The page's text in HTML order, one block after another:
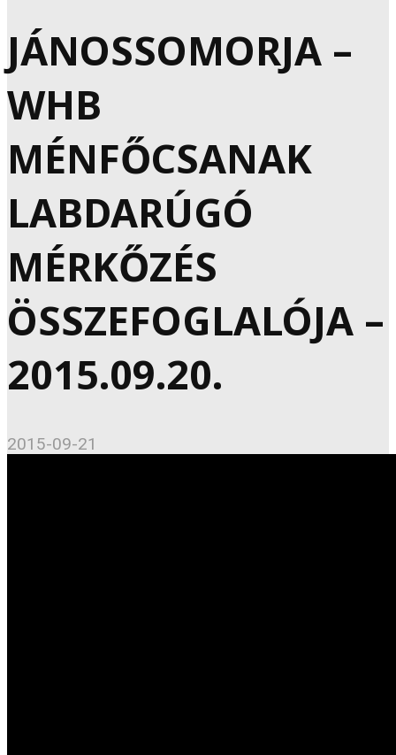
JÁNOSSOMORJA –
WHB
MÉNFŐCSANAK
LABDARÚGÓ
MÉRKŐZÉS
ÖSSZEFOGLALÓJA –
2015.09.20.
2015-09-21